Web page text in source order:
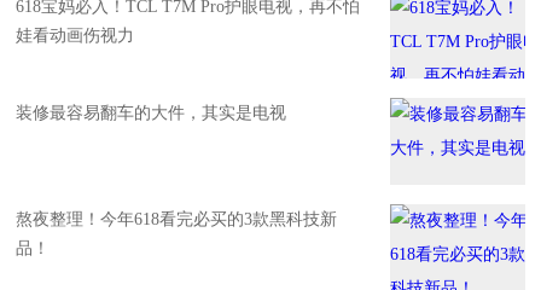
618宝妈必入！TCL T7M Pro护眼电视，再不怕
娃看动画伤视力
装修最容易翻车的大件，其实是电视
熬夜整理！今年618看完必买的3款黑科技新
品！